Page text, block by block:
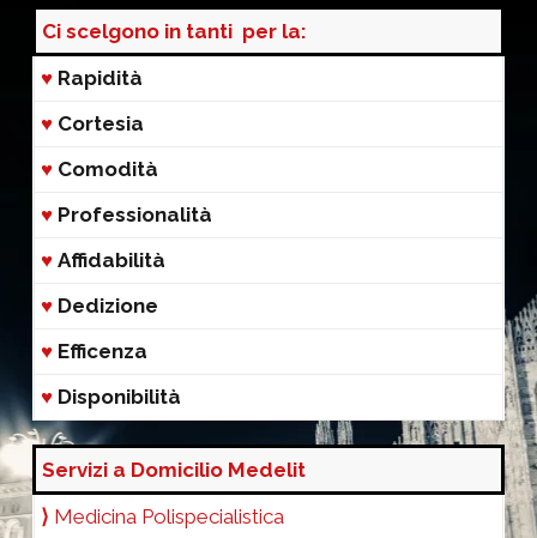
Ci scelgono in tanti per la:
♥ Rapidità
♥ Cortesia
♥ Comodità
♥ Professionalità
♥ Affidabilità
♥ Dedizione
♥ Efficenza
♥ Disponibilità
Servizi a Domicilio Medelit
⟩ Medicina Polispecialistica